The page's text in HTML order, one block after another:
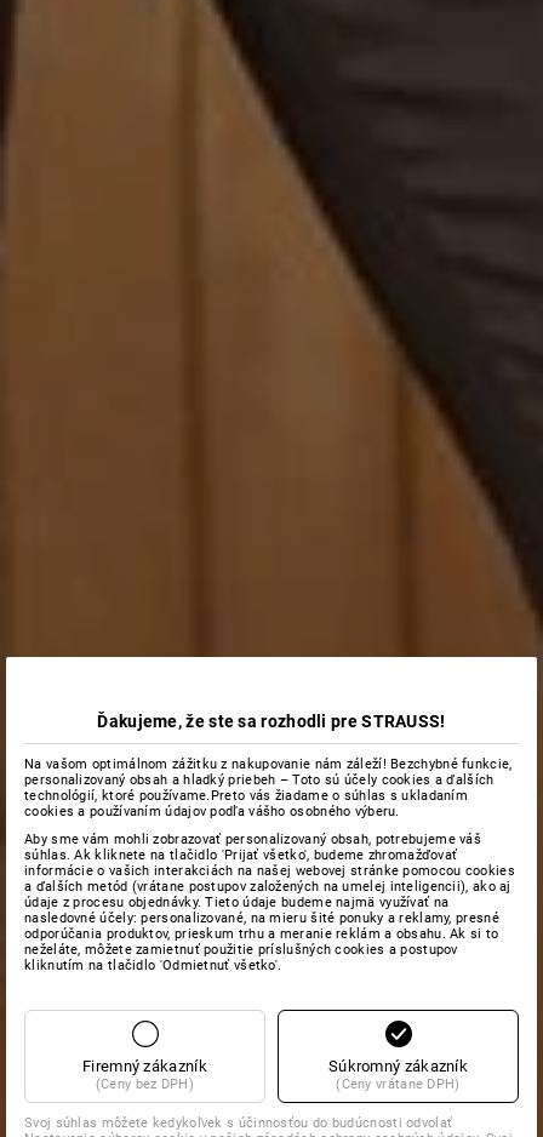
Ďakujeme, že ste sa rozhodli pre STRAUSS!
Na vašom optimálnom zážitku z nakupovanie nám záleží! Bezchybné funkcie,
personalizovaný obsah a hladký priebeh – Toto sú účely cookies a ďalších
technológií, ktoré používame.Preto vás žiadame o súhlas s ukladaním
cookies a používaním údajov podľa vášho osobného výberu.
Aby sme vám mohli zobrazovať personalizovaný obsah, potrebujeme váš
súhlas. Ak kliknete na tlačidlo 'Prijať všetko', budeme zhromažďovať
informácie o vašich interakciách na našej webovej stránke pomocou cookies
a ďalších metód (vrátane postupov založených na umelej inteligencii), ako aj
údaje z procesu objednávky. Tieto údaje budeme najmä využívať na
nasledovné účely: personalizované, na mieru šité ponuky a reklamy, presné
odporúčania produktov, prieskum trhu a meranie reklám a obsahu. Ak si to
neželáte, môžete zamietnuť použitie príslušných cookies a postupov
kliknutím na tlačidlo 'Odmietnuť všetko'.
Firemný zákazník
(Ceny bez DPH)
Súkromný zákazník
(Ceny vrátane DPH)
Svoj súhlas môžete kedykoľvek s účinnosťou do budúcnosti odvolať